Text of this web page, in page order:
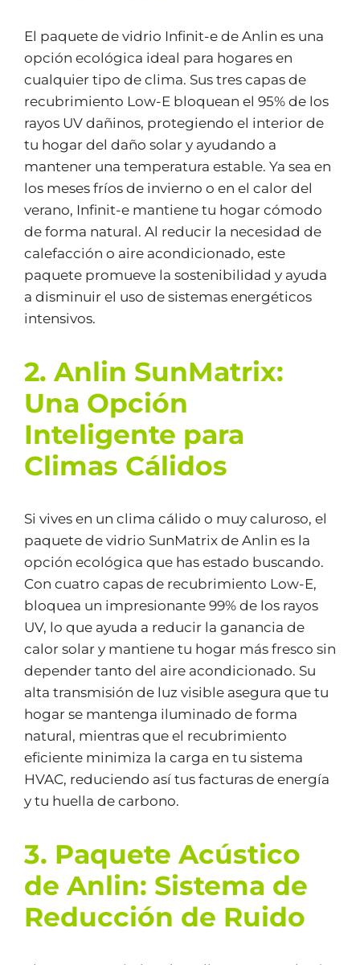
El paquete de vidrio Infinit-e de Anlin es una
opción ecológica ideal para hogares en
cualquier tipo de clima. Sus tres capas de
recubrimiento Low-E bloquean el 95% de los
rayos UV dañinos, protegiendo el interior de
tu hogar del daño solar y ayudando a
mantener una temperatura estable. Ya sea en
los meses fríos de invierno o en el calor del
verano, Infinit-e mantiene tu hogar cómodo
de forma natural. Al reducir la necesidad de
calefacción o aire acondicionado, este
paquete promueve la sostenibilidad y ayuda
a disminuir el uso de sistemas energéticos
intensivos.
2. Anlin SunMatrix:
Una Opción
Inteligente para
Climas Cálidos
Si vives en un clima cálido o muy caluroso, el
paquete de vidrio SunMatrix de Anlin es la
opción ecológica que has estado buscando.
Con cuatro capas de recubrimiento Low-E,
bloquea un impresionante 99% de los rayos
UV, lo que ayuda a reducir la ganancia de
calor solar y mantiene tu hogar más fresco sin
depender tanto del aire acondicionado. Su
alta transmisión de luz visible asegura que tu
hogar se mantenga iluminado de forma
natural, mientras que el recubrimiento
eficiente minimiza la carga en tu sistema
HVAC, reduciendo así tus facturas de energía
y tu huella de carbono.
3. Paquete Acústico
de Anlin: Sistema de
Reducción de Ruido